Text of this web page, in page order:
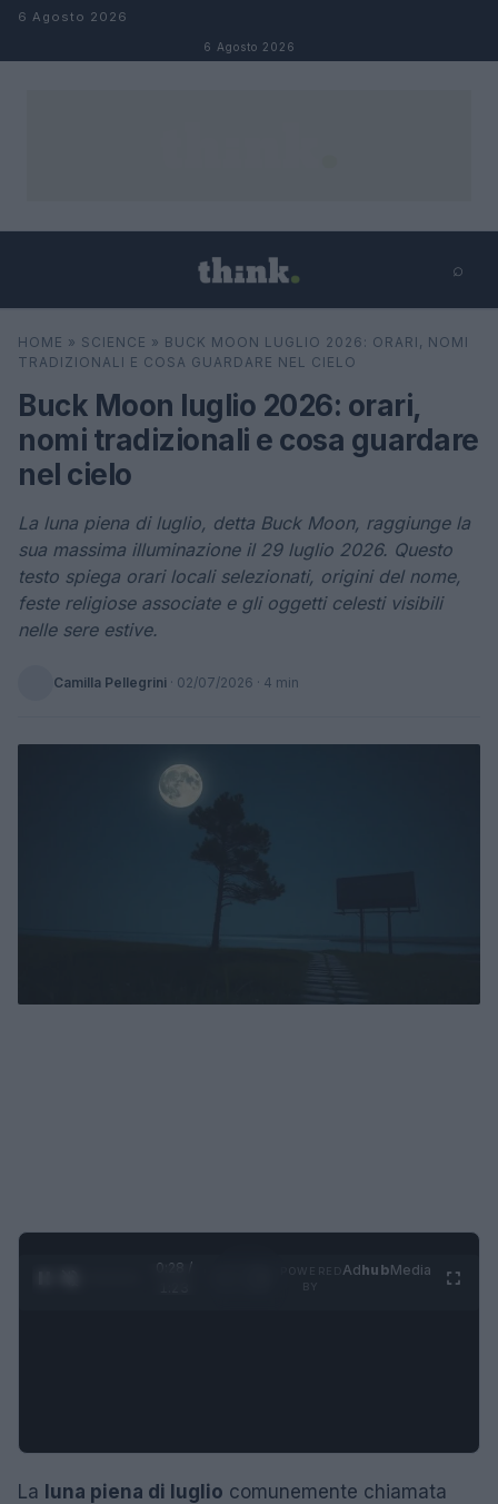
Salta al contenuto
6 Agosto 2026
6 Agosto 2026
⌕
Cerca ⌕ ×
HOME » SCIENCE » BUCK MOON LUGLIO 2026: ORARI, NOMI
TRADIZIONALI E COSA GUARDARE NEL CIELO
Buck Moon luglio 2026: orari,
nomi tradizionali e cosa guardare
nel cielo
La luna piena di luglio, detta Buck Moon, raggiunge la
sua massima illuminazione il 29 luglio 2026. Questo
testo spiega orari locali selezionati, origini del nome,
feste religiose associate e gli oggetti celesti visibili
nelle sere estive.
Camilla Pellegrini · 02/07/2026 · 4 min
0:29 /
AdhubMedia
La luna piena di luglio comunemente chiamata